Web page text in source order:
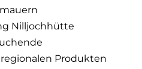
Nilljochhütte
Produkten